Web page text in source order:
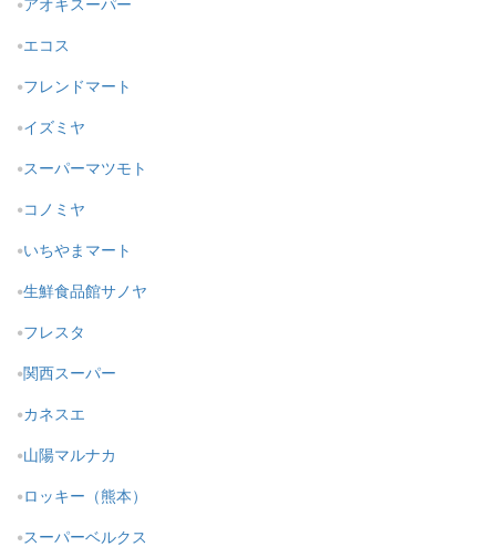
エコス
フレンドマート
イズミヤ
スーパーマツモト
コノミヤ
いちやまマート
生鮮食品館サノヤ
フレスタ
関西スーパー
カネスエ
山陽マルナカ
ロッキー（熊本）
スーパーベルクス